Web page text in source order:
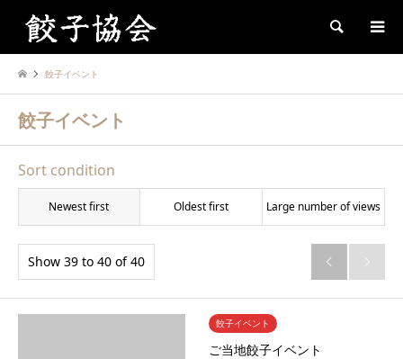
Search
餃子イベント
餃子イベント
Sort condition
Newest first Oldest first Large number of views
Show 39 to 40 of 40  
餃子イベント
ご当地餃子イベント